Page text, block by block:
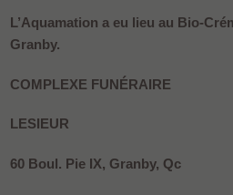
L’Aquamation a eu lieu au Bio-
Granby.
COMPLEXE FUNÉRAIRE
LESIEUR
60 Boul. Pie IX, Granby, Qc